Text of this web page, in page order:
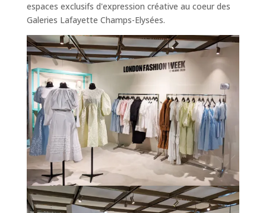
espaces exclusifs d'expression créative au coeur des
Galeries Lafayette Champs-Elysées.